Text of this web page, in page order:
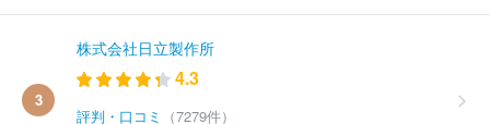
3
株式会社日立製作所
4.3
評判・口コミ
（7279件）